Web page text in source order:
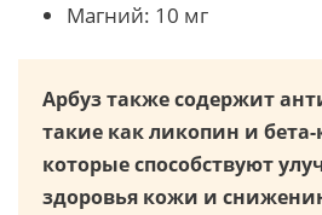
Магний: 10 мг
Арбуз также содержит
такие как ликопин и
которые способствуют
здоровья кожи и